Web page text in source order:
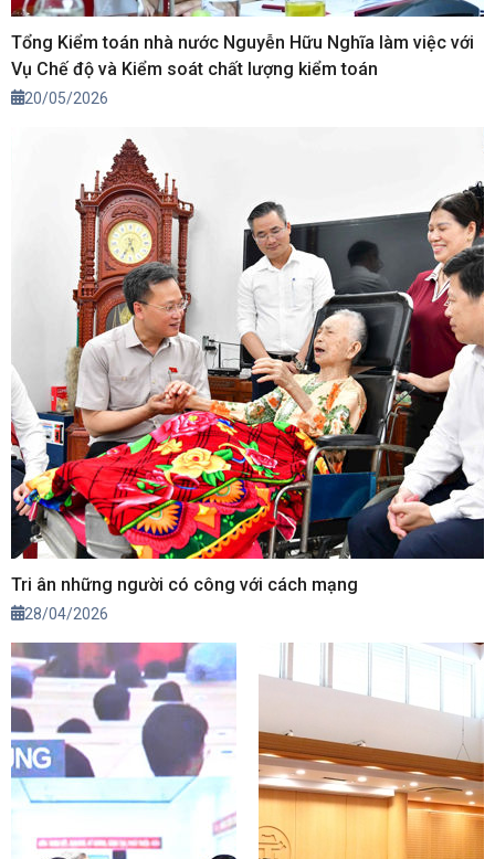
Tổng Kiểm toán nhà nước Nguyễn Hữu Nghĩa làm việc với
Vụ Chế độ và Kiểm soát chất lượng kiểm toán
20/05/2026
Tri ân những người có công với cách mạng
28/04/2026